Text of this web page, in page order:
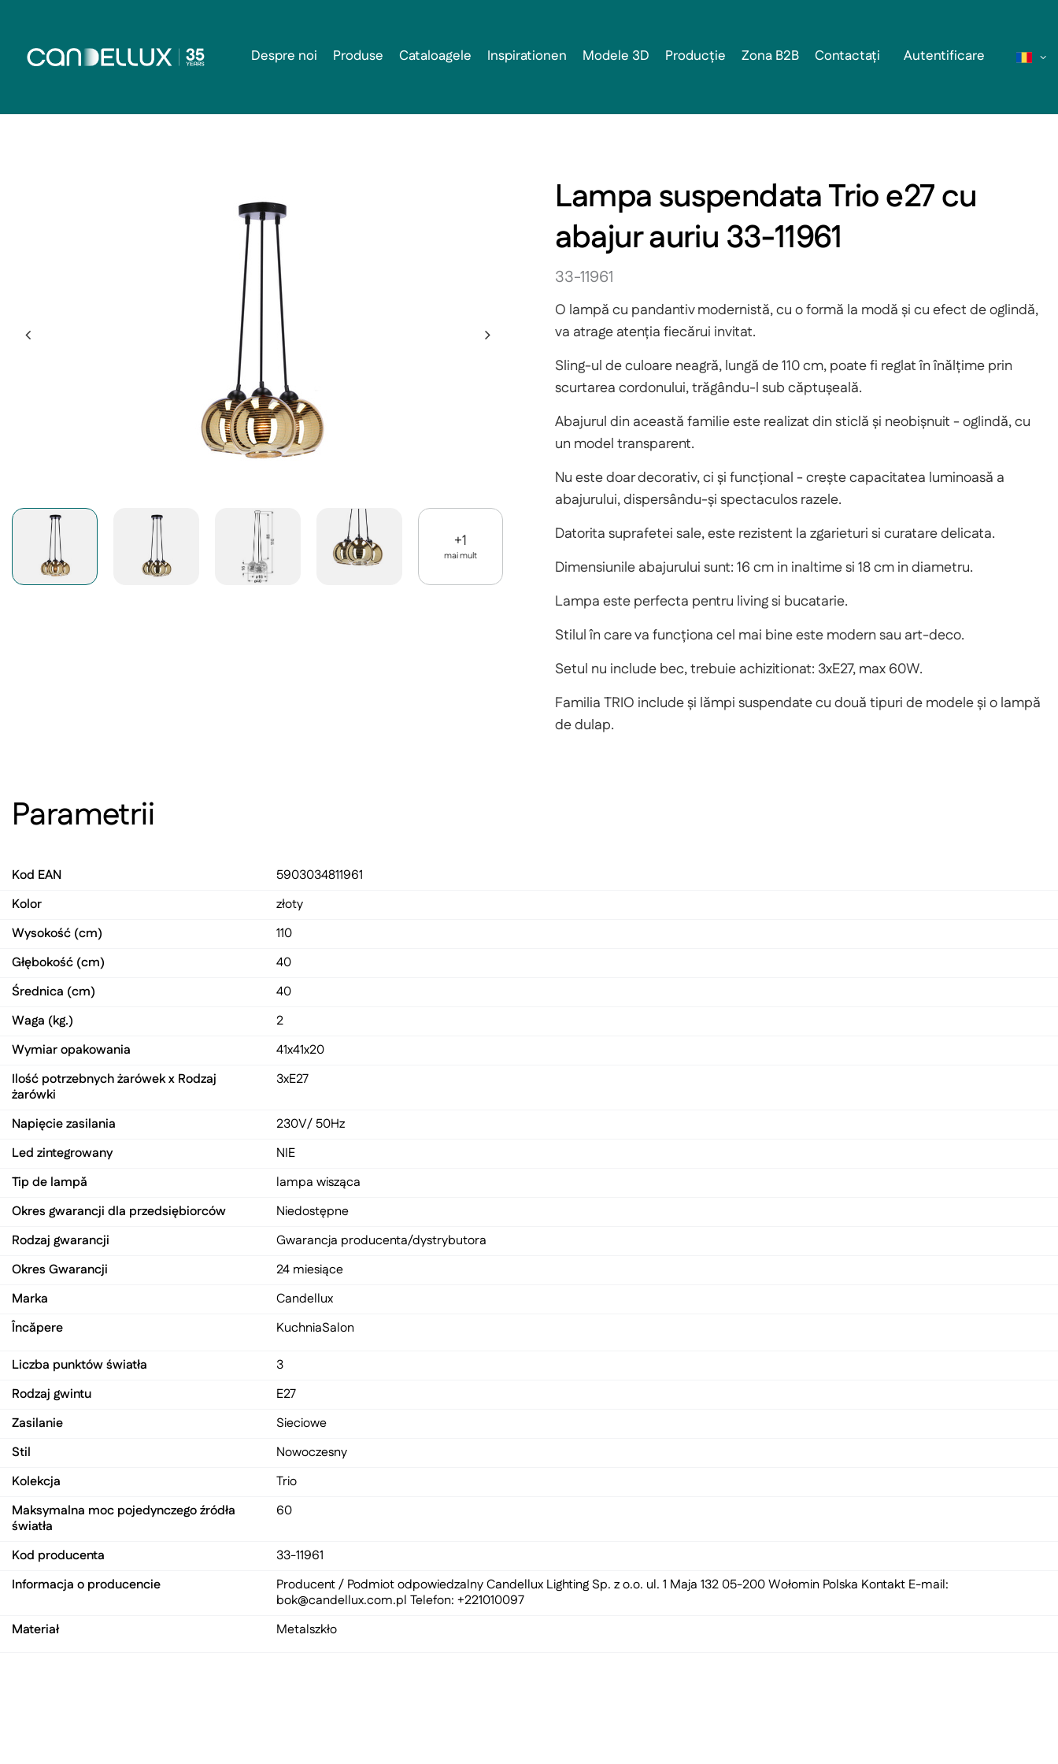
Autentificare
Despre noi Produse Cataloagele Inspirationen Modele 3D Producție Zona B2B Contactați
+1
mai mult
Lampa suspendata Trio e27 cu
abajur auriu 33-11961
33-11961
O lampă cu pandantiv modernistă, cu o formă la modă și cu efect de oglindă,
va atrage atenția fiecărui invitat.
Sling-ul de culoare neagră, lungă de 110 cm, poate fi reglat în înălțime prin
scurtarea cordonului, trăgându-l sub căptușeală.
Abajurul din această familie este realizat din sticlă și neobișnuit - oglindă, cu
un model transparent.
Nu este doar decorativ, ci și funcțional - crește capacitatea luminoasă a
abajurului, dispersându-și spectaculos razele.
Datorita suprafetei sale, este rezistent la zgarieturi si curatare delicata.
Dimensiunile abajurului sunt: ​​16 cm in inaltime si 18 cm in diametru.
Lampa este perfecta pentru living si bucatarie.
Stilul în care va funcționa cel mai bine este modern sau art-deco.
Setul nu include bec, trebuie achizitionat: 3xE27, max 60W.
Familia TRIO include și lămpi suspendate cu două tipuri de modele și o lampă
de dulap.
Parametrii
Kod EAN
5903034811961
Kolor
złoty
Wysokość (cm)
110
Głębokość (cm)
40
Średnica (cm)
40
Waga (kg.)
2
Wymiar opakowania
41x41x20
Ilość potrzebnych żarówek x Rodzaj
żarówki
3xE27
Napięcie zasilania
230V/ 50Hz
Led zintegrowany
NIE
Tip de lampă
lampa wisząca
Okres gwarancji dla przedsiębiorców
Niedostępne
Rodzaj gwarancji
Gwarancja producenta/dystrybutora
Okres Gwarancji
24 miesiące
Marka
Candellux
Încăpere
KuchniaSalon
Liczba punktów światła
3
Rodzaj gwintu
E27
Zasilanie
Sieciowe
Stil
Nowoczesny
Kolekcja
Trio
Maksymalna moc pojedynczego źródła
światła
60
Kod producenta
33-11961
Informacja o producencie
Producent / Podmiot odpowiedzalny Candellux Lighting Sp. z o.o. ul. 1 Maja 132 05-200 Wołomin Polska Kontakt E-mail:
bok@candellux.com.pl Telefon: +221010097
Materiał
Metalszkło